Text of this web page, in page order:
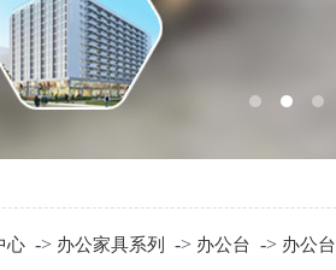
心 -> 办公家具系列 -> 办公台 -> 办公台